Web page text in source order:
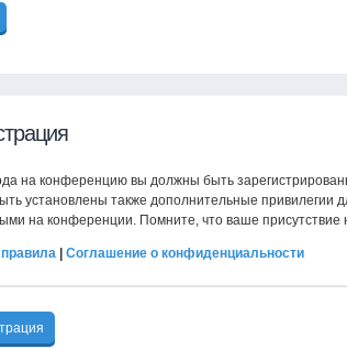
на конференцию вы должны быть
установлены также дополнительные привилегии
на конференции. Помните, что ваше присутствие
Соглашение о конфиденциальности